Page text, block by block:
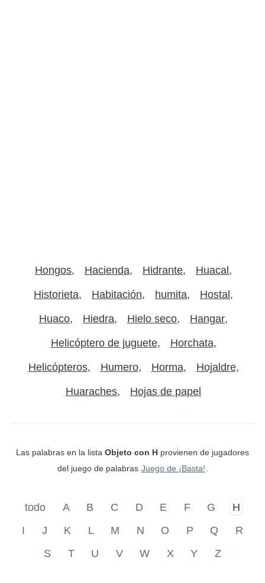
Hongos Hacienda Hidrante Huacal
Historieta Habitación humita Hostal
Huaco Hiedra Hielo seco Hangar
Helicóptero de juguete Horchata
Helicópteros Humero Horma Hojaldre
Huaraches Hojas de papel
Las palabras en la lista Objeto con H provienen de jugadores
del juego de palabras Juego de ¡Basta!
todo A B C D E F G
H
I
J K L M N O P Q
R
S
T U V W X Y Z